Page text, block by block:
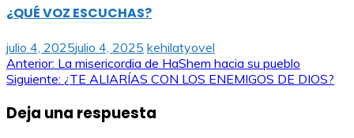
¿QUÉ VOZ ESCUCHAS?
julio 4, 2025julio 4, 2025 kehilatyovel
Navegación
entradas
Anterior: La misericordia de HaShem hacia su pueblo
Siguiente: ¿TE ALIARÍAS CON LOS ENEMIGOS DE DIOS?
Deja una respuesta